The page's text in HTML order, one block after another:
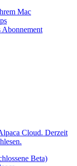
Mac
Abonnement
Cloud. Derzeit
Beta)